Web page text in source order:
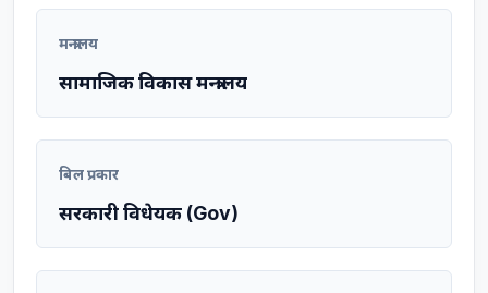
मन्त्रालय
सामाजिक विकास मन्त्रालय
बिल प्रकार
सरकारी विधेयक (Gov)